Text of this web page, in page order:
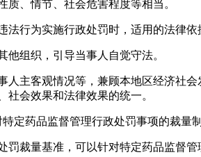
质、情节、社会危害程度等相当。
行为实施行政处罚时，适用的法律依
他组织，引导当事人自觉守法。
主客观情况等，兼顾本地区经济社
会效果和法律效果的统一。
定药品监督管理行政处罚事项的裁量
裁量基准，可以针对特定药品监督管